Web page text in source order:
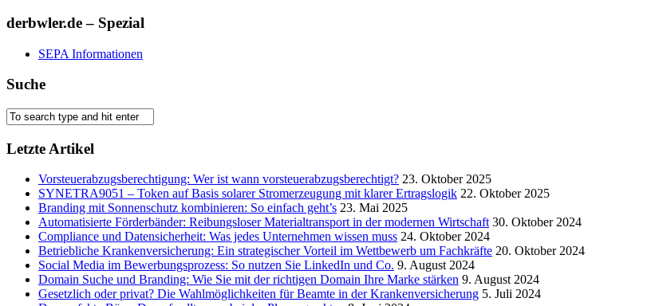
derbwler.de – Spezial
SEPA Informationen
Suche
Letzte Artikel
Vorsteuerabzugsberechtigung: Wer ist wann vorsteuerabzugsberechtigt? 23. Oktober 2025
SYNETRA9051 – Token auf Basis solarer Stromerzeugung mit klarer Ertragslogik 22. Oktober 2025
Branding mit Sonnenschutz kombinieren: So einfach geht’s 23. Mai 2025
Automatisierte Förderbänder: Reibungsloser Materialtransport in der modernen Wirtschaft 30. Oktober 2024
Compliance und Datensicherheit: Was jedes Unternehmen wissen muss 24. Oktober 2024
Betriebliche Krankenversicherung: Ein strategischer Vorteil im Wettbewerb um Fachkräfte 20. Oktober 2024
Social Media im Bewerbungsprozess: So nutzen Sie LinkedIn und Co. 9. August 2024
Domain Suche und Branding: Wie Sie mit der richtigen Domain Ihre Marke stärken 9. August 2024
Gesetzlich oder privat? Die Wahlmöglichkeiten für Beamte in der Krankenversicherung 5. Juli 2024